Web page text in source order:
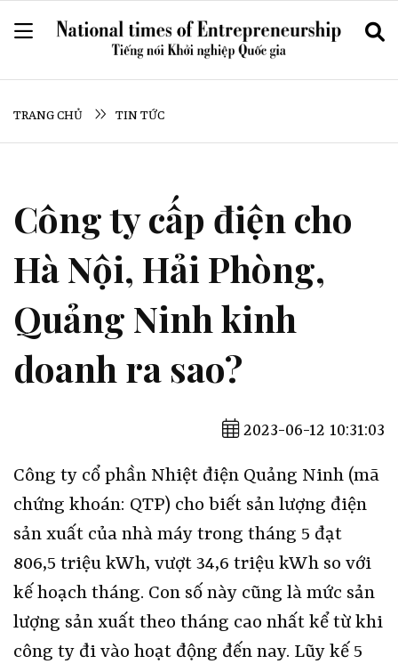
TRANG CHỦ TIN TỨC
Công ty cấp điện cho
Hà Nội, Hải Phòng,
Quảng Ninh kinh
doanh ra sao?
2023-06-12 10:31:03
Công ty cổ phần Nhiệt điện Quảng Ninh (mã
chứng khoán: QTP) cho biết sản lượng điện
sản xuất của nhà máy trong tháng 5 đạt
806,5 triệu kWh, vượt 34,6 triệu kWh so với
kế hoạch tháng. Con số này cũng là mức sản
lượng sản xuất theo tháng cao nhất kể từ khi
công ty đi vào hoạt động đến nay. Lũy kế 5